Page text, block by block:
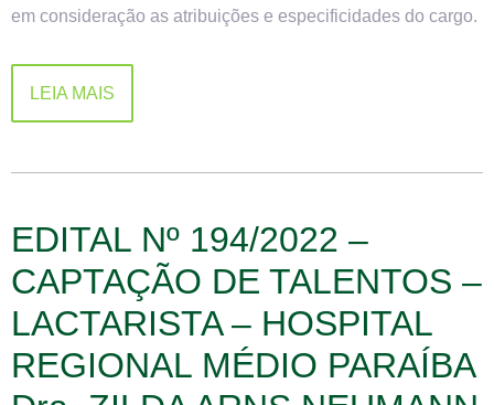
em consideração as atribuições e especificidades do cargo.
LEIA MAIS
EDITAL Nº 194/2022 –
CAPTAÇÃO DE TALENTOS –
LACTARISTA – HOSPITAL
REGIONAL MÉDIO PARAÍBA